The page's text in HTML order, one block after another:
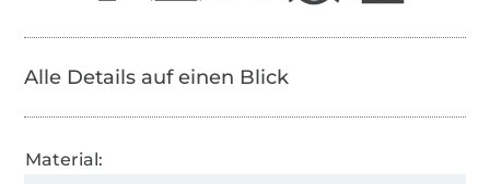
Alle Details auf einen Blick
Material: